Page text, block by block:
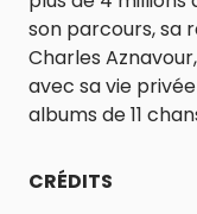
son parcours, sa
Charles
avec sa vie
albums de 11
CRÉDITS